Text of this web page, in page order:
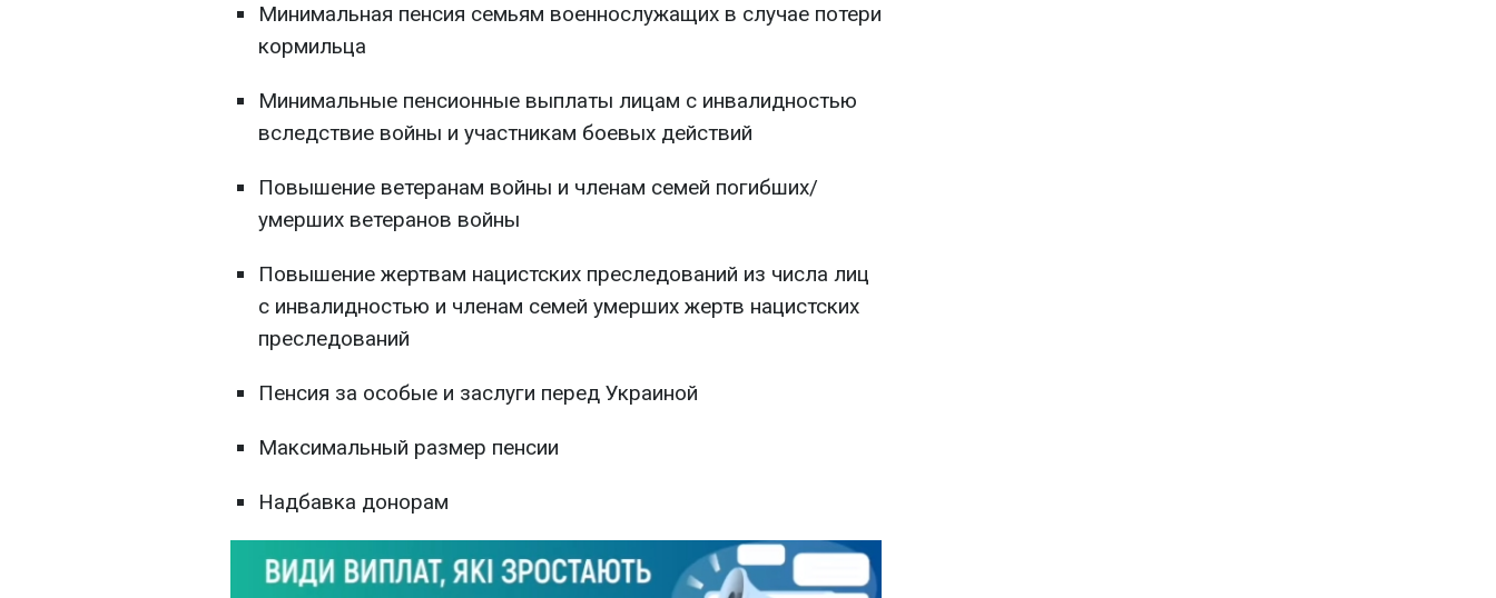
Минимальная пенсия семьям военнослужащих в случае потери
кормильца
Минимальные пенсионные выплаты лицам с инвалидностью
вследствие войны и участникам боевых действий
Повышение ветеранам войны и членам семей погибших/
умерших ветеранов войны
Повышение жертвам нацистских преследований из числа лиц
с инвалидностью и членам семей умерших жертв нацистских
преследований
Пенсия за особые и заслуги перед Украиной
Максимальный размер пенсии
Надбавка донорам